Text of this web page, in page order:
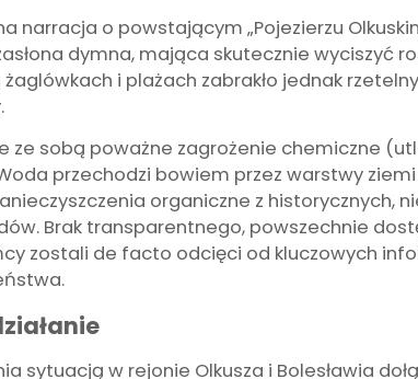
o powstającym „Pojezierzu
dymna, mająca skutecznie wyciszyć
i plażach zabrakło jednak
ze sobą poważne zagrożenie chemiczne
przechodzi bowiem przez warstwy
organiczne z historycznych,
Brak transparentnego, powszechnie
zostali de facto odcięci od kluczowych
w rejonie Olkusza i Bolesławia